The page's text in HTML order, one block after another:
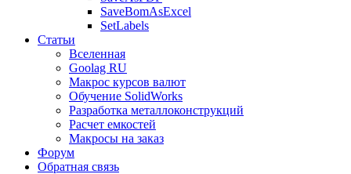
SaveBomAsExcel
SetLabels
Статьи
Вселенная
Goolag RU
Макрос курсов валют
Обучение SolidWorks
Разработка металлоконструкций
Расчет емкостей
Макросы на заказ
Форум
Обратная связь